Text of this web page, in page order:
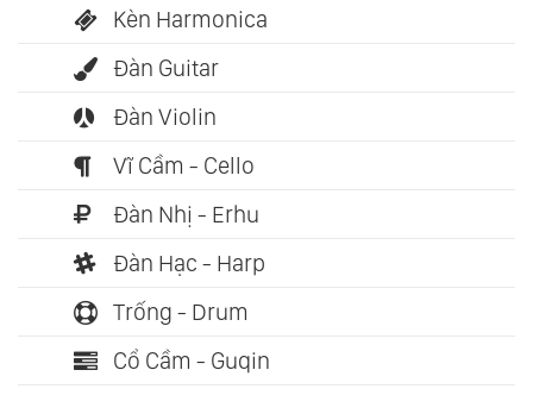
Kèn Harmonica
Đàn Guitar
Đàn Violin
Vĩ Cầm - Cello
Đàn Nhị - Erhu
Đàn Hạc - Harp
Trống - Drum
Cổ Cầm - Guqin